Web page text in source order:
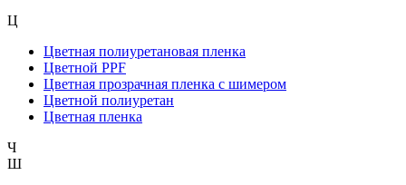
Ц
Цветная полиуретановая пленка
Цветной PPF
Цветная прозрачная пленка с шимером
Цветной полиуретан
Цветная пленка
Ч
Ш